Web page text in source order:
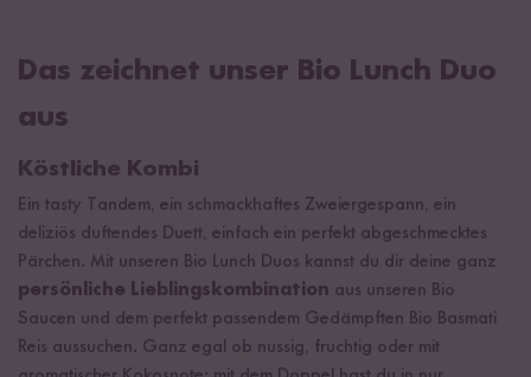
Das zeichnet unser Bio Lunch Duo
aus
Köstliche Kombi
Ein tasty Tandem, ein schmackhaftes Zweiergespann, ein
deliziös duftendes Duett, einfach ein perfekt abgeschmecktes
Pärchen. Mit unseren Bio Lunch Duos kannst du dir deine ganz
persönliche Lieblingskombination aus unseren Bio
Saucen und dem perfekt passendem Gedämpften Bio Basmati
Reis aussuchen. Ganz egal ob nussig, fruchtig oder mit